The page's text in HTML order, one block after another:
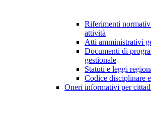
Riferimenti
attività
Atti amministrativi
Documenti di
gestionale
Statuti e leggi
Codice disciplinare
Oneri informativi per